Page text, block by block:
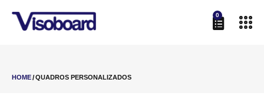
0
HOME/QUADROS PERSONALIZADOS